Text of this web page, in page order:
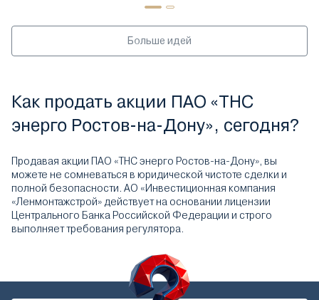
Больше идей
Как продать акции ПАО «ТНС
энерго Ростов-на-Дону», сегодня?
Продавая акции ПАО «ТНС энерго Ростов-на-Дону», вы
можете не сомневаться в юридической чистоте сделки и
полной безопасности. АО «Инвестиционная компания
«Ленмонтажстрой» действует на основании лицензии
Центрального Банка Российской Федерации и строго
выполняет требования регулятора.